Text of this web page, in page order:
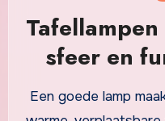
sfeer en
Een goede lamp